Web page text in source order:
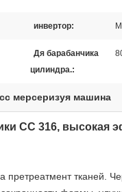
инвертор:
Дя барабанчика
цилиндра.:
мерсеризуя машина
СС 316, высокая
тканей.